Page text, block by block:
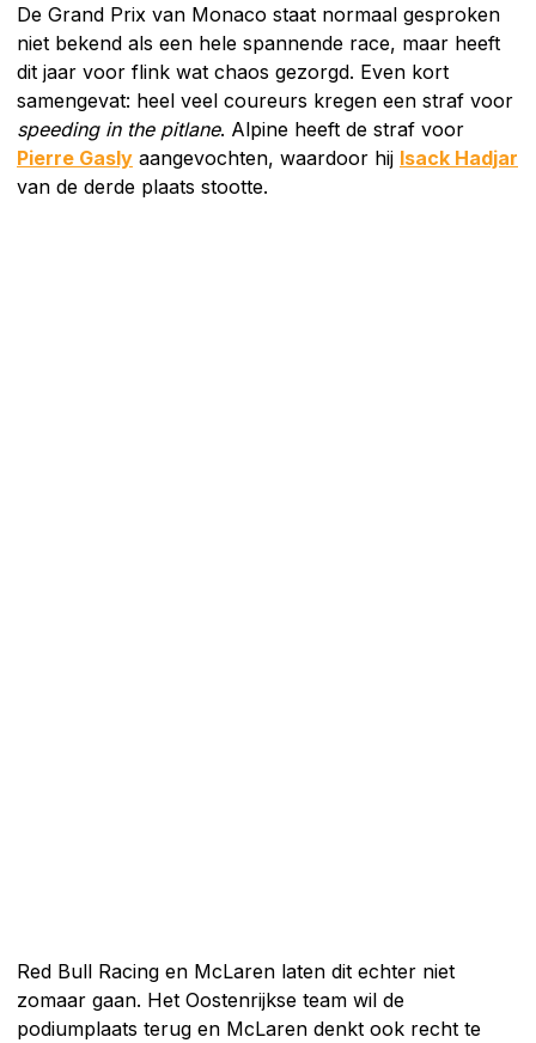
De Grand Prix van Monaco staat normaal gesproken
niet bekend als een hele spannende race, maar heeft
dit jaar voor flink wat chaos gezorgd. Even kort
samengevat: heel veel coureurs kregen een straf voor
speeding in the pitlane. Alpine heeft de straf voor
Pierre Gasly aangevochten, waardoor hij Isack Hadjar
van de derde plaats stootte.
Red Bull Racing en McLaren laten dit echter niet
zomaar gaan. Het Oostenrijkse team wil de
podiumplaats terug en McLaren denkt ook recht te